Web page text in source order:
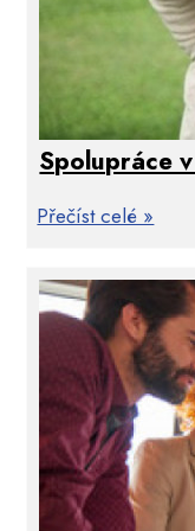
významně
Spolupráce
Kompetenční
dnes poskytuje
spojená
velmi těžké,
péči, jsou ve
mnohé jen
rozvoj dítěte
jsou budoucími
Přečíst celé »